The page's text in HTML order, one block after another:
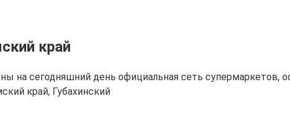
край
на сегодняшний день официальная сеть супермаркетов,
край, Губахинский